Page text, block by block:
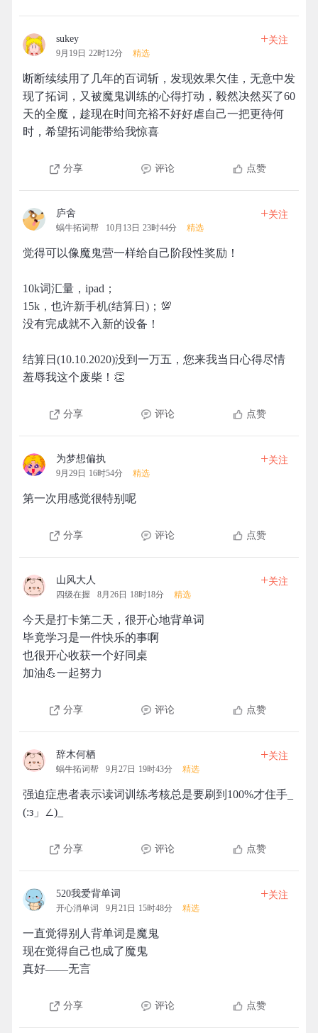
sukey
9月19日 22时12分 精选
+关注
断断续续用了几年的百词斩，发现效果欠佳，无意中发
现了拓词，又被魔鬼训练的心得打动，毅然决然买了60
天的全魔，趁现在时间充裕不好好虐自己一把更待何
时，希望拓词能带给我惊喜
分享 评论 点赞
庐舍
蜗牛拓词帮 10月13日 23时44分 精选
+关注
觉得可以像魔鬼营一样给自己阶段性奖励！
10k词汇量，ipad；
15k，也许新手机(结算日)；💯
没有完成就不入新的设备！
结算日(10.10.2020)没到一万五，您来我当日心得尽情
羞辱我这个废柴！👏
分享 评论 点赞
为梦想偏执
9月29日 16时54分 精选
+关注
第一次用感觉很特别呢
分享 评论 点赞
山风大人
四级在握 8月26日 18时18分 精选
+关注
今天是打卡第二天，很开心地背单词
毕竟学习是一件快乐的事啊
也很开心收获一个好同桌
加油💪一起努力
分享 评论 点赞
辞木何栖
蜗牛拓词帮 9月27日 19时43分 精选
+关注
强迫症患者表示读词训练考核总是要刷到100%才住手_
(:з」∠)_
分享 评论 点赞
520我爱背单词
开心消单词 9月21日 15时48分 精选
+关注
一直觉得别人背单词是魔鬼
现在觉得自己也成了魔鬼
真好——无言
分享 评论 点赞